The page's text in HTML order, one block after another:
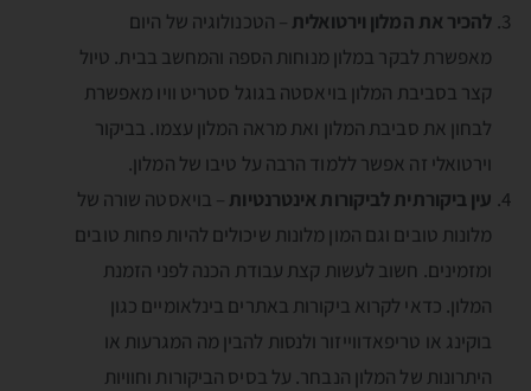
להכיר את המלון וירטואלית – הטכנולוגיה של היום
מאפשרת לבקר במלון מנוחות הספה והמחשב בבית. טיול
קצר בסביבת המלון בויאסטה בגוגל סטריט וויו מאפשרת
לבחון את סביבת המלון ואת מראה המלון עצמו. בביקור
וירטואלי זה אפשר ללמוד הרבה על טיבו של המלון.
עין ביקורתית לביקורות אינטרנטיות – בויאסטה שורה של
מלונות טובים וגם המון מלונות שיכולים להיות פחות טובים
ומזמינים. חשוב לעשות קצת עבודת הכנה לפני הזמנת
המלון. כדאי לקרוא ביקורות באתרים בינלאומיים כגון
בוקינג או טריפאדווייזור ולנסות להבין מה המגרעות או
היתרונות של המלון הנבחר. על בסיס הביקורות וחוויות